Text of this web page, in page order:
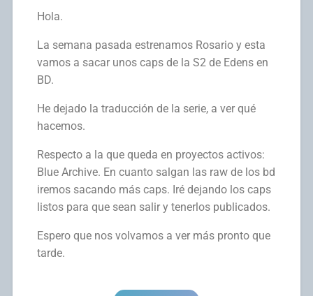
Hola.
La semana pasada estrenamos Rosario y esta
vamos a sacar unos caps de la S2 de Edens en
BD.
He dejado la traducción de la serie, a ver qué
hacemos.
Respecto a la que queda en proyectos activos:
Blue Archive. En cuanto salgan las raw de los bd
iremos sacando más caps. Iré dejando los caps
listos para que sean salir y tenerlos publicados.
Espero que nos volvamos a ver más pronto que
tarde.